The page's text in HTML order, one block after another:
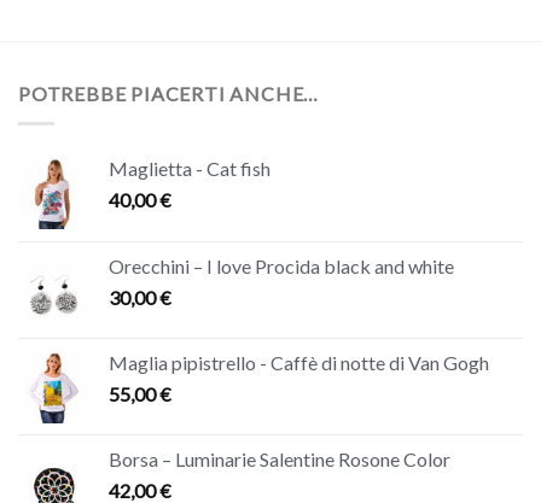
POTREBBE PIACERTI ANCHE…
Maglietta - Cat fish
40,00€
Orecchini – I love Procida black and white
30,00€
Maglia pipistrello - Caffè di notte di Van Gogh
55,00€
Borsa – Luminarie Salentine Rosone Color
42,00€